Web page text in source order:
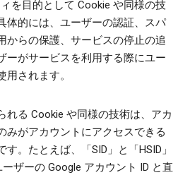
を目的として Cookie や同様の技
体的には、ユーザーの認証、スパ
からの保護、サービスの停止の追
ーがサービスを利用する際にユー
されます。
れる Cookie や同様の技術は、アカ
みがアカウントにアクセスできる
。たとえば、「SID」と「HSID」
ザーの Google アカウント ID と直